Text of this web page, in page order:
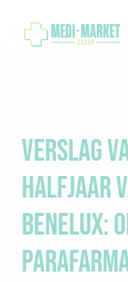
Verslag
halfjaar
Benelux: